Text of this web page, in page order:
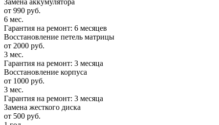
от 990 руб.
6 мес.
Гарантия на ремонт: 6 месяцев
Восстановление петель матрицы
от 2000 руб.
3 мес.
Гарантия на ремонт: 3 месяца
Восстановление корпуса
от 1000 руб.
3 мес.
Гарантия на ремонт: 3 месяца
Замена жесткого диска
от 500 руб.